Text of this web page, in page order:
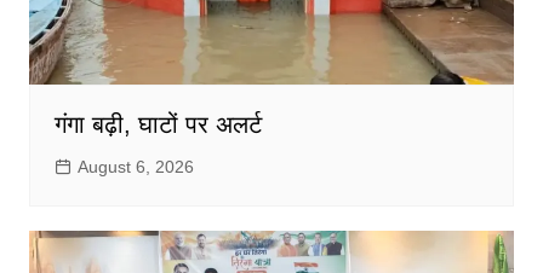
गंगा बढ़ी, घाटों पर अलर्ट
August 6, 2026